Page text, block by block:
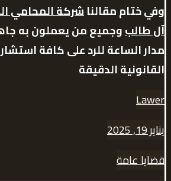
وفي ختام مقالناشركة المحامي
آل طالبوجميع من يعملون به
مدار الساعة للرد على كافة
القانونية الدقيقة
Lawer
يناير 19, 2025
قضايا عامة